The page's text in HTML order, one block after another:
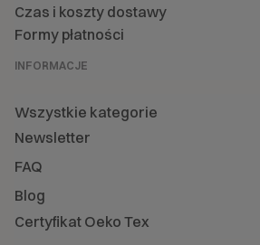
Czas i koszty dostawy
Formy płatności
INFORMACJE
Wszystkie kategorie
Newsletter
FAQ
Blog
Certyfikat Oeko Tex